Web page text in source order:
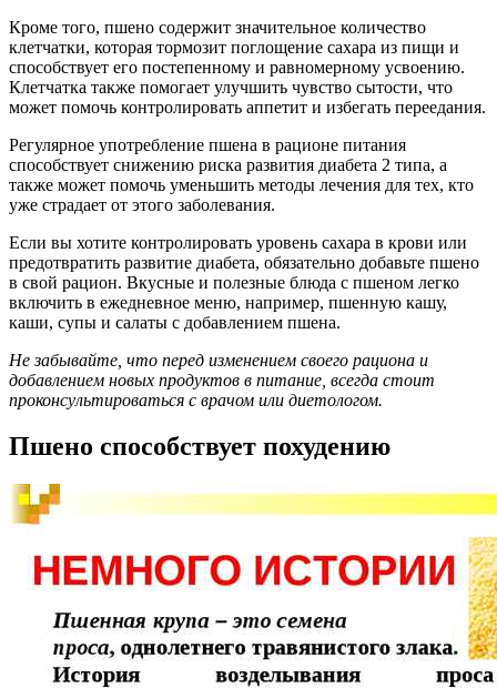
Кроме того, пшено содержит значительное количество
клетчатки, которая тормозит поглощение сахара из пищи и
способствует его постепенному и равномерному усвоению.
Клетчатка также помогает улучшить чувство сытости, что
может помочь контролировать аппетит и избегать переедания.
Регулярное употребление пшена в рационе питания
способствует снижению риска развития диабета 2 типа, а
также может помочь уменьшить методы лечения для тех, кто
уже страдает от этого заболевания.
Если вы хотите контролировать уровень сахара в крови или
предотвратить развитие диабета, обязательно добавьте пшено
в свой рацион. Вкусные и полезные блюда с пшеном легко
включить в ежедневное меню, например, пшенную кашу,
каши, супы и салаты с добавлением пшена.
Не забывайте, что перед изменением своего рациона и
добавлением новых продуктов в питание, всегда стоит
проконсультироваться с врачом или диетологом.
Пшено способствует похудению